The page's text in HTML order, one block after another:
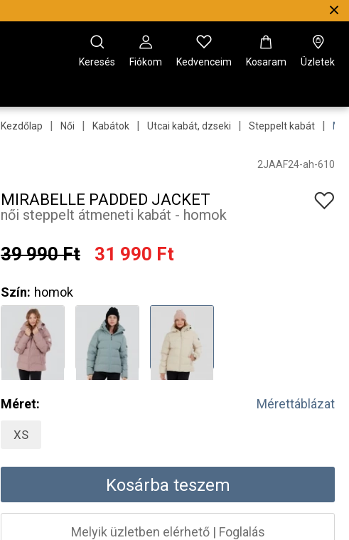
Keresés Fiókom Kedvenceim Kosaram Üzletek
Kezdőlap | Női | Kabátok | Utcai kabát, dzseki | Steppelt kabát |
2JAAF24-ah-610
MIRABELLE PADDED JACKET
női steppelt átmeneti kabát - homok
39 990 Ft 31 990 Ft
Szín: homok
Méret: Mérettáblázat
XS
Kosárba teszem
Melyik üzletben elérhető| Foglalás